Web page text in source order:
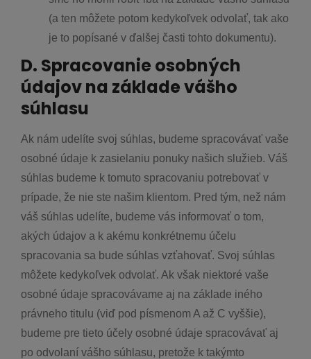
(a ten môžete potom kedykoľvek odvolať, tak ako
je to popísané v ďalšej časti tohto dokumentu).
D. Spracovanie osobných
údajov na základe vášho
súhlasu
Ak nám udelíte svoj súhlas, budeme spracovávať vaše
osobné údaje k zasielaniu ponuky našich služieb. Váš
súhlas budeme k tomuto spracovaniu potrebovať v
prípade, že nie ste našim klientom. Pred tým, než nám
váš súhlas udelíte, budeme vás informovať o tom,
akých údajov a k akému konkrétnemu účelu
spracovania sa bude súhlas vzťahovať. Svoj súhlas
môžete kedykoľvek odvolať. Ak však niektoré vaše
osobné údaje spracovávame aj na základe iného
právneho titulu (viď pod písmenom A až C vyššie),
budeme pre tieto účely osobné údaje spracovávať aj
po odvolaní vášho súhlasu, pretože k takýmto